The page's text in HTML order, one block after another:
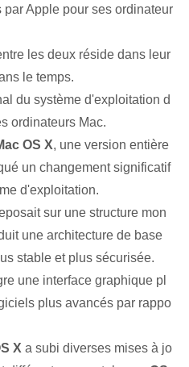
Apple pour ses ordinateur
les deux réside dans leur
le temps.
du système d'exploitation d
ordinateurs Mac.
OS X, une version entière
un changement significatif
d'exploitation.
sur une structure mon
une architecture de base
stable et plus sécurisée.
une interface graphique pl
plus avancés par rappo
X a subi diverses mises à jo